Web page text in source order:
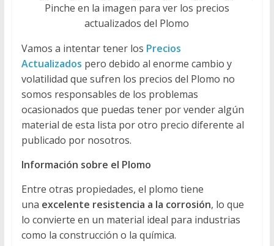
Pinche en la imagen para ver los precios
actualizados del Plomo
Vamos a intentar tener los Precios
Actualizados pero debido al enorme cambio y
volatilidad que sufren los precios del Plomo no
somos responsables de los problemas
ocasionados que puedas tener por vender algún
material de esta lista por otro precio diferente al
publicado por nosotros.
Información sobre el Plomo
Entre otras propiedades, el plomo tiene
una excelente resistencia a la corrosión, lo que
lo convierte en un material ideal para industrias
como la construcción o la química.